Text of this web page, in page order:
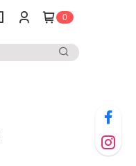
0